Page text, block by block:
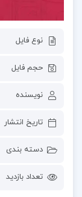
نوع فایل
حجم فایل
نویسنده
تاریخ انتشار
دسته بندی
تعداد بازدید